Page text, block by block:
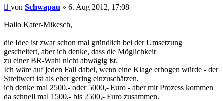
Beitrag
von Schwapau » 6. Aug 2012, 17:08
Hallo Kater-Mikesch,
die Idee ist zwar schon mal gründlich bei der Umsetzung
gescheitert, aber ich denke, dass die Möglichkeit
zu einer BR-Wahl nicht abwägig ist.
Ich wäre auf jeden Fall dabei, wenn eine Klage erhogen würde - der
Streitwert ist als eher gering einzuschätzen,
ich denke mal 2500,- oder 5000,- Euro - aber mit Prozess kommen
da schnell mal 1500,- bis 2500,- Euro zusammen.